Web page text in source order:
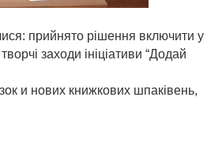
прийнято рішення включити у
заходи ініціативи “Додай
и нових книжкових шпаківень,